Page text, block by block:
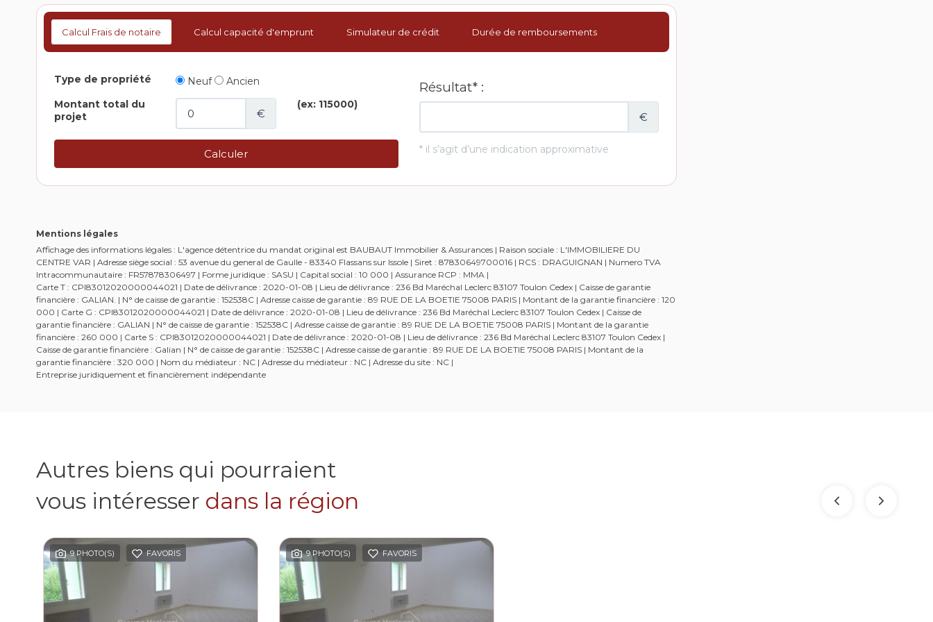
Calcul Frais de notaire Calcul capacité d'emprunt Simulateur de crédit Durée de remboursements
Mentions légales
Affichage des informations légales : L'agence détentrice du mandat original est BAUBAUT Immobilier & Assurances | Raison sociale : L'IMMOBILIERE DU
CENTRE VAR | Adresse siège social : 53 avenue du general de Gaulle - 83340 Flassans sur Issole | Siret : 87830649700016 | RCS : DRAGUIGNAN | Numero TVA
Intracommunautaire : FR57878306497 | Forme juridique : SASU | Capital social : 10 000 | Assurance RCP : MMA |
Carte T : CPI83012020000044021 | Date de délivrance : 2020-01-08 | Lieu de délivrance : 236 Bd Maréchal Leclerc 83107 Toulon Cedex | Caisse de garantie
financière : GALIAN. | N° de caisse de garantie : 152538C | Adresse caisse de garantie : 89 RUE DE LA BOETIE 75008 PARIS | Montant de la garantie financière : 120
000 | Carte G : CPI83012020000044021 | Date de délivrance : 2020-01-08 | Lieu de délivrance : 236 Bd Maréchal Leclerc 83107 Toulon Cedex | Caisse de
garantie financière : GALIAN | N° de caisse de garantie : 152538C | Adresse caisse de garantie : 89 RUE DE LA BOETIE 75008 PARIS | Montant de la garantie
financière : 260 000 | Carte S : CPI83012020000044021 | Date de délivrance : 2020-01-08 | Lieu de délivrance : 236 Bd Maréchal Leclerc 83107 Toulon Cedex |
Caisse de garantie financière : Galian | N° de caisse de garantie : 152538C | Adresse caisse de garantie : 89 RUE DE LA BOETIE 75008 PARIS | Montant de la
garantie financière : 320 000 | Nom du médiateur : NC | Adresse du médiateur : NC | Adresse du site : NC |
Entreprise juridiquement et financièrement indépendante
Autres biens qui pourraient
vous intéresser dans la région
9 PHOTO(S) FAVORIS 9 PHOTO(S) FAVORIS